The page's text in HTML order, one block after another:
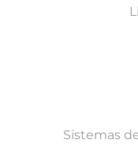
Sistemas